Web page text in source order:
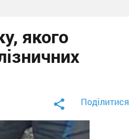
якого
Поділитися